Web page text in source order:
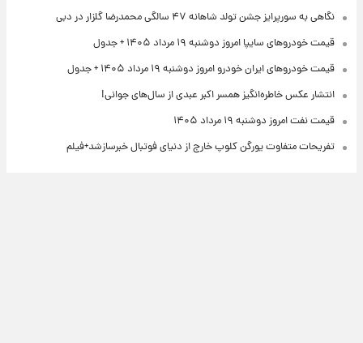
نگاهی به سورپرایز جشن تولد شاهانه ۴۷ سالگی محمدرضا گلزار در دبی
قیمت خودروهای سایپا امروز دوشنبه ۱۹ مرداد ۱۴۰۵ + جدول
قیمت خودروهای ایران خودرو امروز دوشنبه ۱۹ مرداد ۱۴۰۵ + جدول
انتشار عکس خاطره‌انگیز همسر اکبر عبدی از سال‌های جوانی!
قیمت نفت امروز دوشنبه ۱۹ مرداد ۱۴۰۵
تفریحات متفاوت یورگن کلوپ خارج از دنیای فوتبال خبرسازشد+فیلم